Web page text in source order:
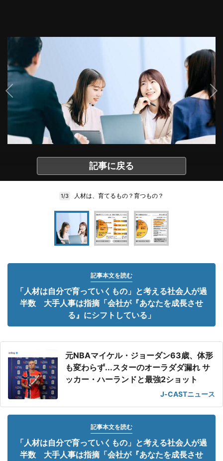
記事に戻る
1/3 人材は、育てるもの？育つもの？
記事本文を読む
「人材は自分で育っていくもの」と考える社会人が過
半数 大手人事は指摘「会社が『あなたを成長させ
る』にシフトしている」
元NBAマイケル・ジョーダン63歳、体形
も変わらず...スターのオーラダダ漏れ サ
ッカー・ハーランドと最強2ショット
J-CASTニュース
記事本文を読む
「人材は自分で育っていくもの」と考える社会人が過
半数 大手人事は指摘「会社が『あなたを成長させ